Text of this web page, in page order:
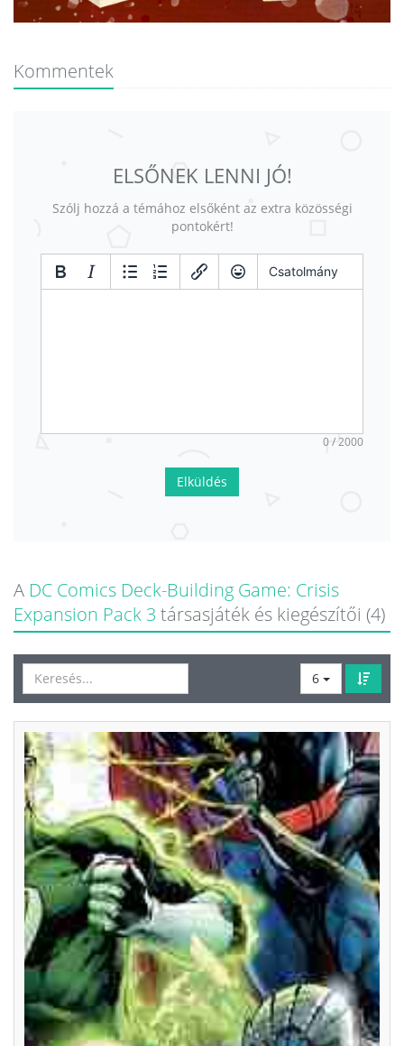
Kommentek
ELSŐNEK LENNI JÓ!
Szólj hozzá a témához elsőként az extra közösségi
pontokért!
Csatolmány
0 / 2000
Elküldés
A DC Comics Deck-Building Game: Crisis
Expansion Pack 3 társasjáték és kiegészítői (4)
6